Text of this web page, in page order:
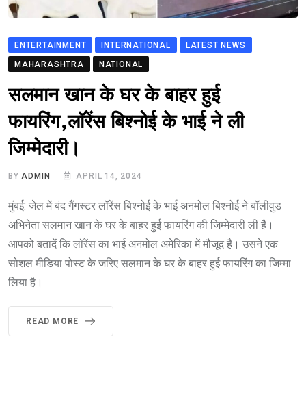
ENTERTAINMENT INTERNATIONAL
LATEST NEWS
MAHARASHTRA
NATIONAL
सलमान खान के घर के बाहर हुई
फायरिंग,लॉरेंस बिश्नोई के भाई ने ली
जिम्मेदारी।
BYADMIN APRIL 14, 2024
मुंबई: जेल में बंद गैंगस्टर लॉरेंस बिश्नोई के भाई अनमोल बिश्नोई ने बॉलीवुड
अभिनेता सलमान खान के घर के बाहर हुई फायरिंग की जिम्मेदारी ली है।
आपको बतादें कि लॉरेंस का भाई अनमोल अमेरिका में मौजूद है। उसने एक
सोशल मीडिया पोस्ट के जरिए सलमान के घर के बाहर हुई फायरिंग का जिम्मा
लिया है।
READ MORE